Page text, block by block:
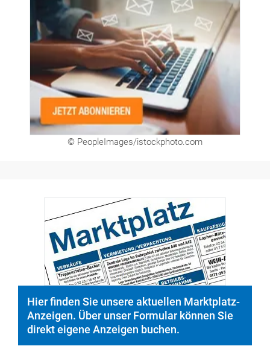
© PeopleImages/istockphoto.com
Hier finden Sie unsere aktuellen Marktplatz-
Anzeigen. Über unser Formular können Sie
direkt eigene Anzeigen buchen.